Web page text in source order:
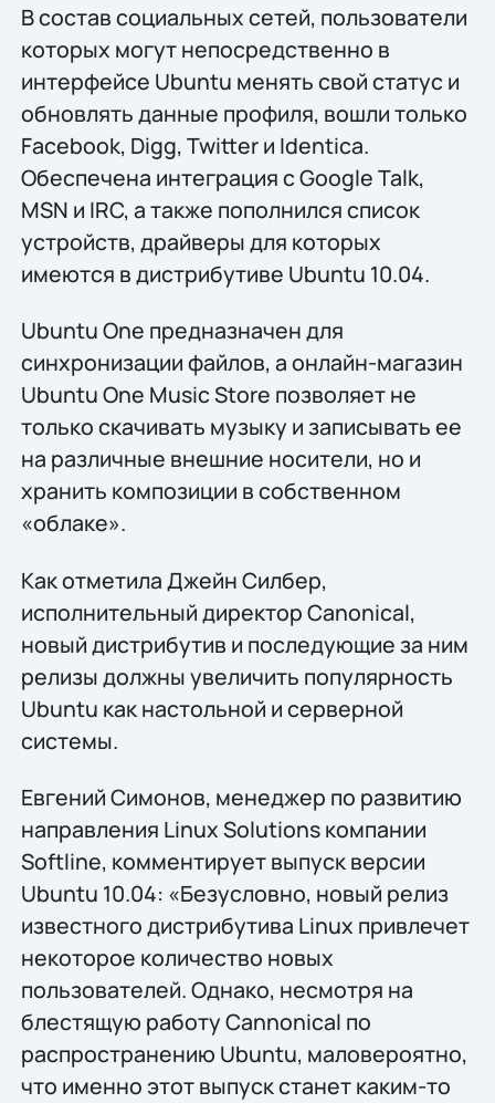
В состав социальных сетей, пользователи
которых могут непосредственно в
интерфейсе Ubuntu менять свой статус и
обновлять данные профиля, вошли только
Facebook, Digg, Twitter и Identica.
Обеспечена интеграция с Google Talk,
MSN и IRC, а также пополнился список
устройств, драйверы для которых
имеются в дистрибутиве Ubuntu 10.04.
Ubuntu One предназначен для
синхронизации файлов, а онлайн-магазин
Ubuntu One Music Store позволяет не
только скачивать музыку и записывать ее
на различные внешние носители, но и
хранить композиции в собственном
«облаке».
Как отметила Джейн Силбер,
исполнительный директор Canonical,
новый дистрибутив и последующие за ним
релизы должны увеличить популярность
Ubuntu как настольной и серверной
системы.
Евгений Симонов, менеджер по развитию
направления Linux Solutions компании
Softline, комментирует выпуск версии
Ubuntu 10.04: «Безусловно, новый релиз
известного дистрибутива Linux привлечет
некоторое количество новых
пользователей. Однако, несмотря на
блестящую работу Cannonical по
распространению Ubuntu, маловероятно,
что именно этот выпуск станет каким-то